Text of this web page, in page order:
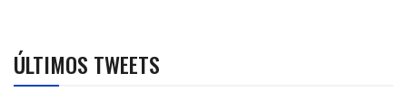
ÚLTIMOS TWEETS